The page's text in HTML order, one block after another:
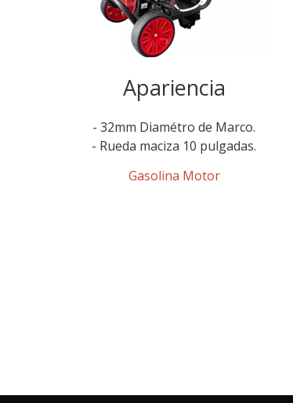
Apariencia
- 32mm Diamétro de Marco.
- Rueda maciza 10 pulgadas.
Gasolina Motor